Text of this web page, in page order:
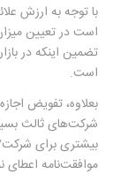
با توجه به ارزش
است در تعیین
تضمین اینکه در
است.
بعلاوه، تفویض
شرکت‌های ثالث
بیشتری برای
موافقت‌نامه اعطای